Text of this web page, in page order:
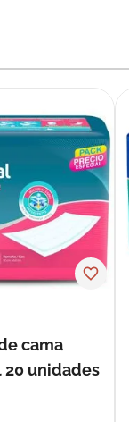
cama
unidades